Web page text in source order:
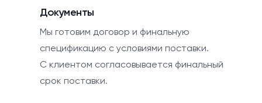
Документы
Мы готовим договор и финальную
спецификацию с условиями поставки.
С клиентом согласовывается финальный
срок поставки.